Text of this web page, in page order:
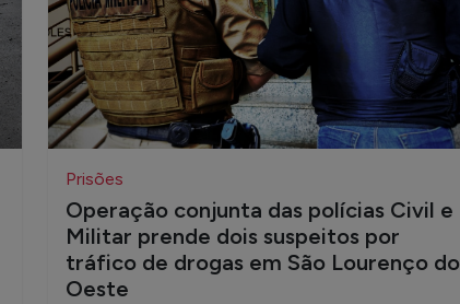
Prisões
Operação conjunta das polícias Civil e
Militar prende dois suspeitos por
tráfico de drogas em São Lourenço do
Oeste